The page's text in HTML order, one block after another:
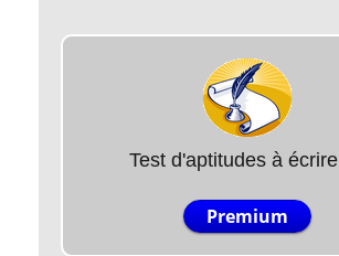
Test d'aptitudes à écrire
Premium